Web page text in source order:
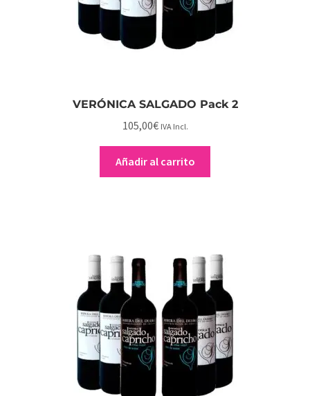
VERÓNICA SALGADO Pack 2
105,00€ IVA Incl.
Añadir al carrito